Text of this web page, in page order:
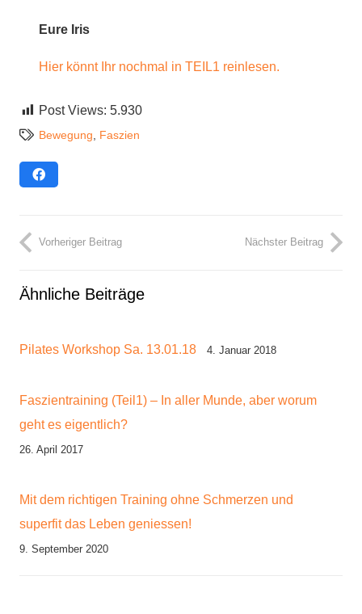
Eure Iris
Hier könnt Ihr nochmal in TEIL1 reinlesen.
Post Views: 5.930
Bewegung, Faszien
Vorheriger Beitrag Nächster Beitrag
Ähnliche Beiträge
Pilates Workshop Sa. 13.01.18 4. Januar 2018
Faszientraining (Teil1) – In aller Munde, aber worum
geht es eigentlich?
26. April 2017
Mit dem richtigen Training ohne Schmerzen und
superfit das Leben geniessen!
9. September 2020